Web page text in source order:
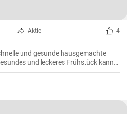
Aktie 4
und gesunde hausgemachte
und leckeres Frühstück kann